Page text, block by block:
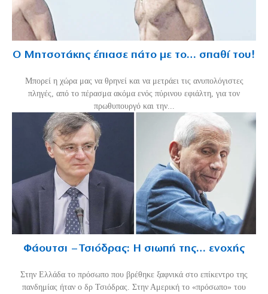
Ο Μητσοτάκης έπιασε πάτο με το… σπαθί του!
Mπορεί η χώρα μας να θρηνεί και να μετράει τις ανυπολόγιστες
πληγές, από το πέρασμα ακόμα ενός πύρινου εφιάλτη, για τον
πρωθυπουργό και την...
Φάουτσι – Τσιόδρας: Η σιωπή της… ενοχής
Στην Ελλάδα το πρόσωπο που βρέθηκε ξαφνικά στο επίκεντρο της
πανδημίας ήταν ο δρ Τσιόδρας. Στην Αμερική το «πρόσωπο» του